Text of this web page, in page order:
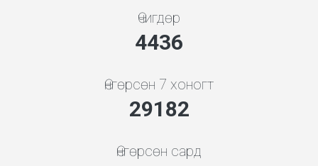
Өчигдөр
4778
Өнгөрсөн 7 хоногт
31426
Өнгөрсөн сард